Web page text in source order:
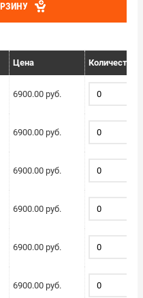
Цена Количество
6900.00 руб.
6900.00 руб.
6900.00 руб.
6900.00 руб.
6900.00 руб.
6900.00 руб.